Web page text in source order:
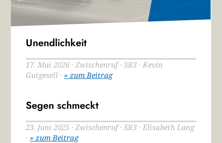
Unendlichkeit
17. Mai 2026 · Zwischenruf · SR3 · Kevin
Gutgesell ·» zum Beitrag
Segen schmeckt
23. Juni 2025 · Zwischenruf · SR3 · Elisabeth Lang
·» zum Beitrag